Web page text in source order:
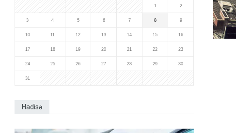
1 2
3 4 5 6 7 8 9
10 11 12 13 14 15 16
17 18 19 20 21 22 23
24 25 26 27 28 29 30
31
Hadisə